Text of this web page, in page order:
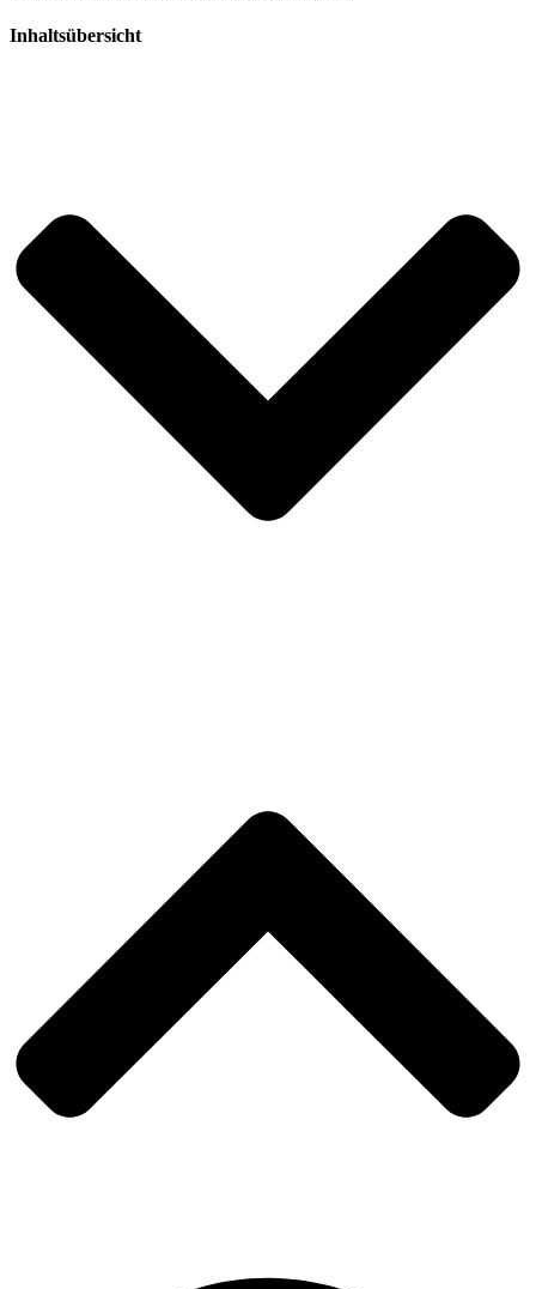
Inhaltsübersicht